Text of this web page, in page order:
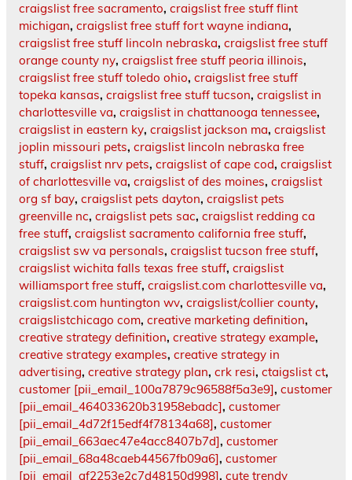
craigslist free sacramento, craigslist free stuff flint
michigan, craigslist free stuff fort wayne indiana,
craigslist free stuff lincoln nebraska, craigslist free stuff
orange county ny, craigslist free stuff peoria illinois,
craigslist free stuff toledo ohio, craigslist free stuff
topeka kansas, craigslist free stuff tucson, craigslist in
charlottesville va, craigslist in chattanooga tennessee,
craigslist in eastern ky, craigslist jackson ma, craigslist
joplin missouri pets, craigslist lincoln nebraska free
stuff, craigslist nrv pets, craigslist of cape cod, craigslist
of charlottesville va, craigslist of des moines, craigslist
org sf bay, craigslist pets dayton, craigslist pets
greenville nc, craigslist pets sac, craigslist redding ca
free stuff, craigslist sacramento california free stuff,
craigslist sw va personals, craigslist tucson free stuff,
craigslist wichita falls texas free stuff, craigslist
williamsport free stuff, craigslist.com charlottesville va,
craigslist.com huntington wv, craigslist/collier county,
craigslistchicago com, creative marketing definition,
creative strategy definition, creative strategy example,
creative strategy examples, creative strategy in
advertising, creative strategy plan, crk resi, ctaigslist ct,
customer [pii_email_100a7879c96588f5a3e9], customer
[pii_email_464033620b31958ebadc], customer
[pii_email_4d72f15edf4f78134a68], customer
[pii_email_663aec47e4acc8407b7d], customer
[pii_email_68a48caeb44567fb09a6], customer
[pii_email_af2253e2c7d48150d998], cute trendy